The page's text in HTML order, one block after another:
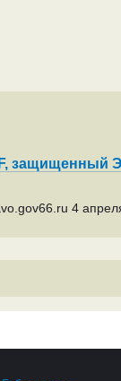
защищенный
4